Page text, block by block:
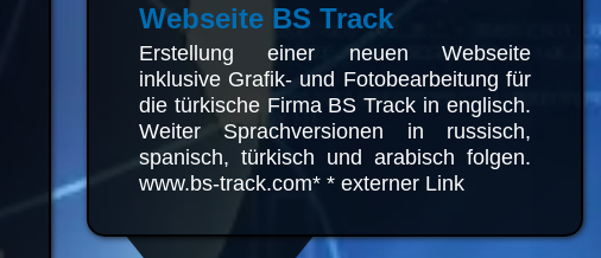
Webseite BS Track
Erstellung einer neuen Webseite
inklusive Grafik- und
Fotobearbeitung für die türkische
Firma BS Track in englisch. Weiter
Sprachversionen in russisch,
spanisch, türkisch und arabisch
externer Link